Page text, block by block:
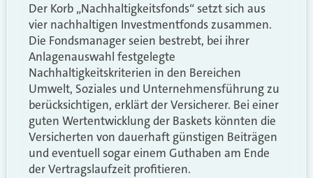
Der Korb „Nachhaltigkeitsfonds“ setzt sich aus
vier nachhaltigen Investmentfonds zusammen.
Die Fondsmanager seien bestrebt, bei ihrer
Anlagenauswahl festgelegte
Nachhaltigkeitskriterien in den Bereichen
Umwelt, Soziales und Unternehmensführung zu
berücksichtigen, erklärt der Versicherer. Bei einer
guten Wertentwicklung der Baskets könnten die
Versicherten von dauerhaft günstigen Beiträgen
und eventuell sogar einem Guthaben am Ende
der Vertragslaufzeit profitieren.